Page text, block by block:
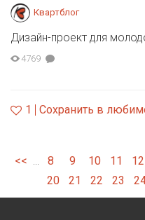
Квартблог
Дизайн-проект для
4769
1 Сохранить в
<< ... 8 9 10 11 12
20
21 22 23